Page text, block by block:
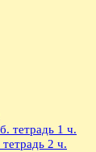
тетрадь 1 ч.
2 ч.